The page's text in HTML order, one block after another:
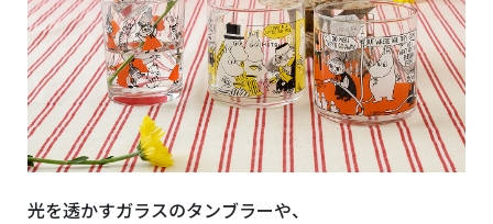
光を透かすガラスのタンブラーや、